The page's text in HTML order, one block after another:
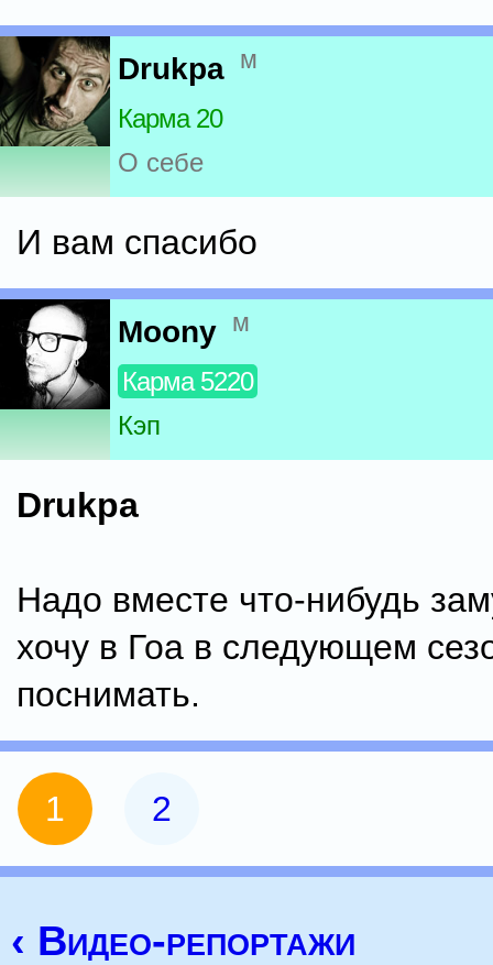
Drukpa м
Карма 20
О себе
И вам спасибо
Moony м
Карма 5220
Кэп
Drukpa
Надо вместе что-нибудь
хочу в Гоа в следующем
поснимать.
1 2
‹ Видео-репортажи